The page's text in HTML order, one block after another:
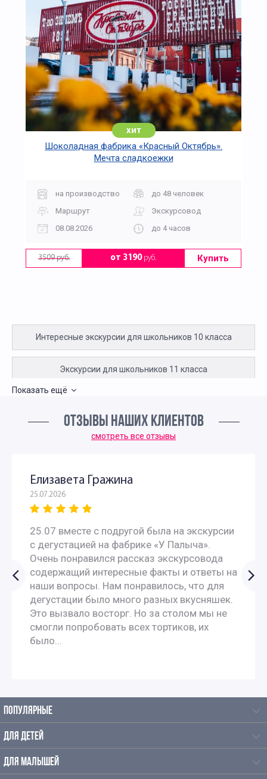
хит
Шоколадная фабрика «Красный Октябрь».
Мечта сладкоежки
на производство
до 48 человек
Маршрут
Экскурсовод
08.08.2026
до 4 часов
3509 руб. от 3190руб. Купить
Интересные экскурсии для школьников 10 класса
Экскурсии для школьников 11 класса
Интересные экскурсии для детей в Москве 2 класс
Экскурсии для школьников 4 класса
Интересные экскурсии для 5 класса в Москве
Интересные экскурсии для школьников 6 класса в
Москве
Экскурсии в музеи для школьников 6 классов
Автобусные экскурсии для школьников средней школы
Интерактивные экскурсии для школьников в Москве
Показать ещё
ОТЗЫВЫ НАШИХ КЛИЕНТОВ
смотреть все отзывы
Елизавета Гражина
25.07.2026
25.07 вместе с подругой была на экскурсии
с дегустацией на фабрике «У Палыча».
Очень понравился рассказ экскурсовода
содержащий интересные факты и ответы на
наши вопросы. Нам понравилось, что для
дегустации было много разных вкусняшек.
Это вызвало восторг. Но за столом мы не
смогли попробовать всех тортиков, их
было...
ПОПУЛЯРНЫЕ
ДЛЯ ДЕТЕЙ
ДЛЯ МАЛЫШЕЙ